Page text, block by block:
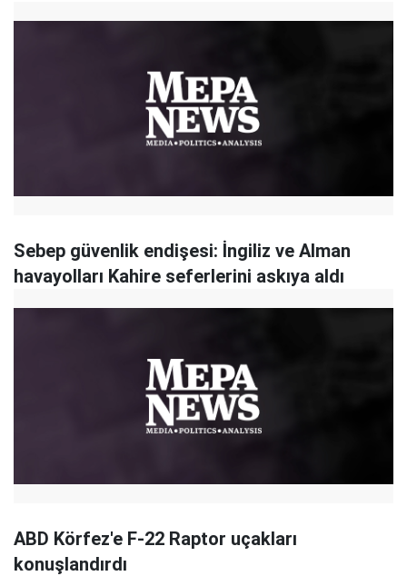
Sebep güvenlik endişesi: İngiliz ve Alman
havayolları Kahire seferlerini askıya aldı
ABD Körfez'e F-22 Raptor uçakları
konuşlandırdı